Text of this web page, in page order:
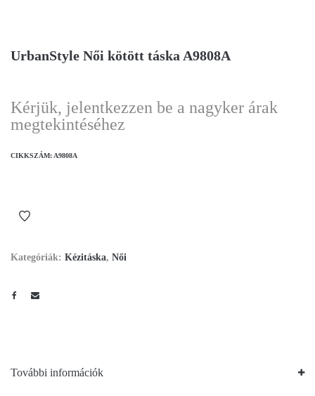
UrbanStyle Női kötött táska A9808A
Kérjük, jelentkezzen be a nagyker árak
megtekintéséhez
CIKKSZÁM: A9808A
Kategóriák: Kézitáska, Női
További információk